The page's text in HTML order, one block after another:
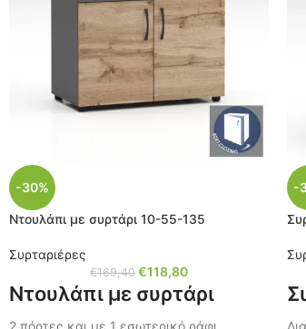
-30%
Ντουλάπι με συρτάρι 10-55-135
Συρταριέρες
€169,40 €118,80
Ντουλάπι με συρτάρι
-